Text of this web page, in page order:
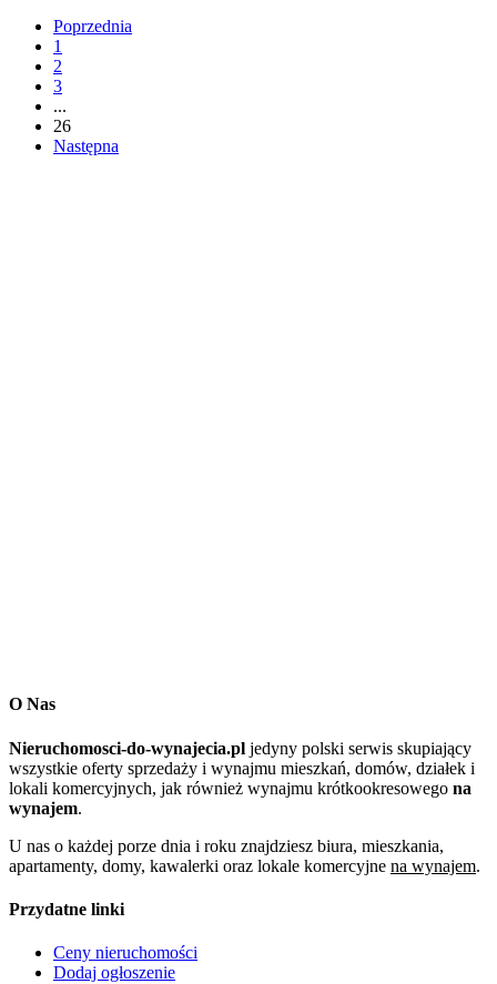
Poprzednia
1
2
3
...
26
Następna
O Nas
Nieruchomosci-do-wynajecia.pl jedyny polski serwis skupiający
wszystkie oferty sprzedaży i wynajmu mieszkań, domów, działek i
lokali komercyjnych, jak również wynajmu krótkookresowego na
wynajem.
U nas o każdej porze dnia i roku znajdziesz biura, mieszkania,
apartamenty, domy, kawalerki oraz lokale komercyjne na wynajem.
Przydatne linki
Ceny nieruchomości
Dodaj ogłoszenie